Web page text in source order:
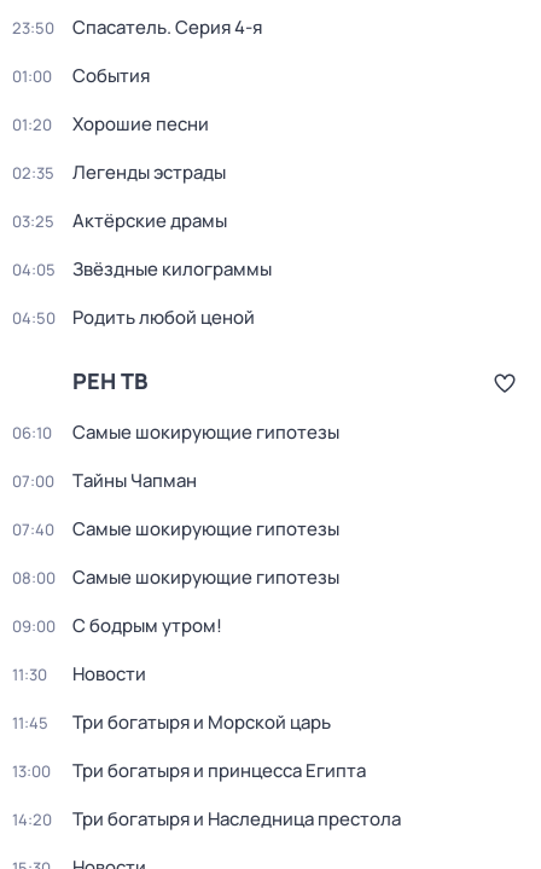
23:50 Спасатель. Серия 4-я
01:00 События
01:20 Хорошие песни
02:35 Легенды эстрады
03:25 Актёрские драмы
04:05 Звёздные килограммы
04:50 Родить любой ценой
РЕН ТВ
06:10 Самые шoкиpующие гипотезы
07:00 Тaйны Чапман
07:40 Самые шoкиpующие гипотезы
08:00 Самые шoкиpующие гипотезы
09:00 С бодрым утром!
11:30 Новости
11:45 Три богатыря и Морской царь
13:00 Три богатыря и принцесса Египта
14:20 Три богатыря и Наследница престола